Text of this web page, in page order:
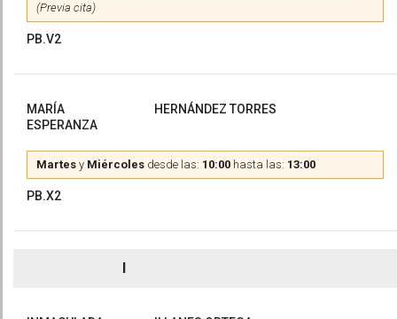
(Previa cita)
PB.V2
MARÍA
ESPERANZA
HERNÁNDEZ TORRES
Martes y Miércoles desde las: 10:00 hasta las: 13:00
PB.X2
I